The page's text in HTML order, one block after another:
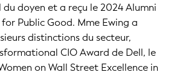
doyen et a reçu le 2024 Alumni
Public Good. Mme Ewing a
distinctions du secteur,
CIO Award de Dell, le
on Wall Street Excellence in